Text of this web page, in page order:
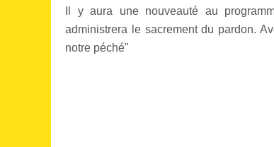
Il y aura une nouveauté au
administrera le sacrement du pardon.
notre péché"